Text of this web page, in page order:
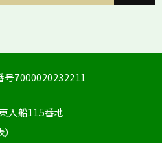
号7000020232211
入船115番地